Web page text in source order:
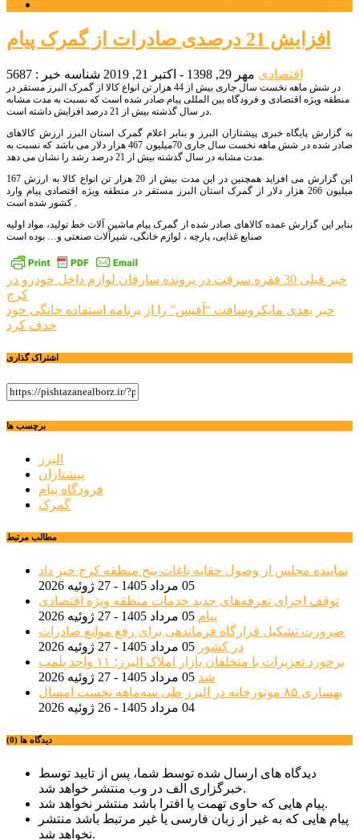
افزایش 21 درصدی صادرات از گمرک پیام
اقتصادی مهر 29, 1398 - اکتبر 21, 2019 شناسه خبر : 5687
در شش ماهه نخست سال جاری بیش از 44 هزار تن انواع کالا از گمرک البرز مستقر در
منطقه ویژه اقتصادی و فرودگاه بین المللی پیام صادر شده است که نسبت به مدت مشابه
در سال گذشته بیش از 21 درصد افزایش داشته است.
به گزارش پایگاه خبری پیشتازان البرز و بنابر اعلام گمرک استان البرز ارزش کالاهای
صادر شده در شش ماهه نخست سال جاری 70میلیون 467 هزار دلار می باشد که نسبت به
مدت مشابه در سال گذشته بیش از 21 درصد رشد را نشان می دهد.
این گزارش می افزاید همچنین در این مدت بیش از 20 هزار تن انواع کالا به ارزش 167
میلیون 266 هزار دلار از گمرک استان البرز مستقر در منطقه ویژه اقتصادی پیام وارد
کشور شده است .
بنابر این گزارش عمده کالاهای صادر شده از گمرک پیام ماشین آلات خط تولید، مواد اولیه
صنایع غذایی، پارچه ، لوازم خانگی، شیرآلات صنعتی و… بوده است
راهبری
نوشته
خبر قبلی
30 فقره سرقت در پرونده سارقان لوازم داخل خودرو در
کرج
خبر بعدی مایکروسافت “آفیس” را از برنامه استفاده خانگی خود
حذف کرد
اشتراک گذاری
برچسب ها
البرز
پیشتازان
فرودگاه پیام
گمرک
مطالب مرتبط
نماینده مجلس از وصول حقابه باغات پنج منطقه کرج خبر داد
05 مرداد 1405 - 27 ژوئیه 2026
توقف اجرای تعرفه‌های جدید خدمات منطقه ویژه اقتصادی
پیام 05 مرداد 1405 - 27 ژوئیه 2026
ضرورت تشکیل قرارگاه فرماندهی برای رفع موانع صادرات
در کشور 05 مرداد 1405 - 27 ژوئیه 2026
برخورد تعزیرات با متخلفان بازار املاک البرز؛ ۱۱ واحد پلمب
شد 05 مرداد 1405 - 27 ژوئیه 2026
بهسازی ۸۵ موتورخانه در البرز طی سه‌ماهه نخست امسال
04 مرداد 1405 - 26 ژوئیه 2026
دیدگاه ها (0)
دیدگاه های ارسال شده توسط شما، پس از تایید توسط
خبرگزاری الف در وب منتشر خواهد شد.
پیام هایی که حاوی تهمت یا افترا باشد منتشر نخواهد شد.
پیام هایی که به غیر از زبان فارسی یا غیر مرتبط باشد منتشر
نخواهد شد.